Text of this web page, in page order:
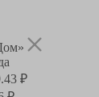
₽